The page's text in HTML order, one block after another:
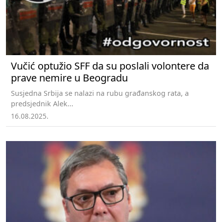
Vučić optužio SFF da su poslali volontere da
prave nemire u Beogradu
Susjedna Srbija se nalazi na rubu građanskog rata, a
predsjednik Alek...
16.08.2025.